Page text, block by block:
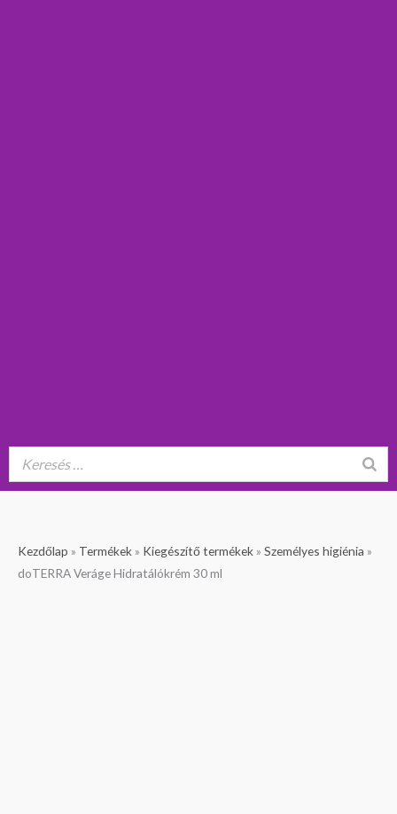
Kezdőlap » Termékek » Kiegészítő termékek » Személyes higiénia »
doTERRA Veráge Hidratálókrém 30 ml
doTERRA
Veráge